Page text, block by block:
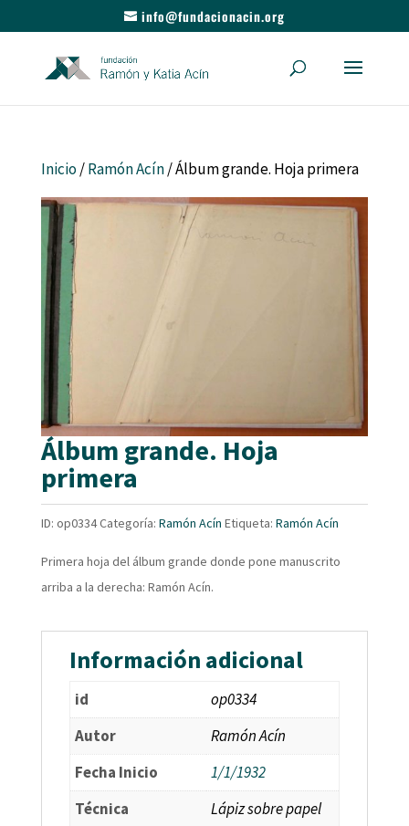
info@fundacionacin.org
Inicio/Ramón Acín/ Álbum grande. Hoja primera
Álbum grande. Hoja
primera
ID: op0334Categoría: Ramón Acín Etiqueta: Ramón Acín
Primera hoja del álbum grande donde pone manuscrito
arriba a la derecha: Ramón Acín.
Información adicional
id
op0334
Autor
Ramón Acín
Fecha Inicio
1/1/1932
Técnica
Lápiz sobre papel